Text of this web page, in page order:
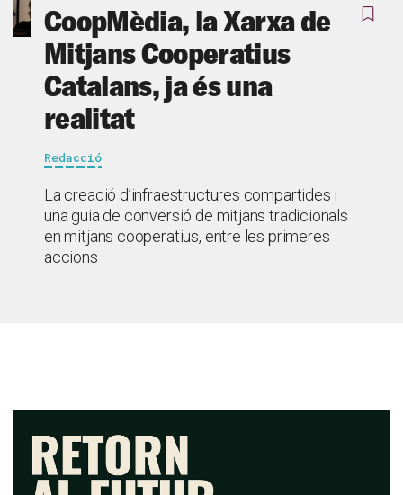
CoopMèdia, la Xarxa de
Mitjans Cooperatius
Catalans, ja és una
realitat
Redacció
La creació d’infraestructures compartides i
una guia de conversió de mitjans tradicionals
en mitjans cooperatius, entre les primeres
accions